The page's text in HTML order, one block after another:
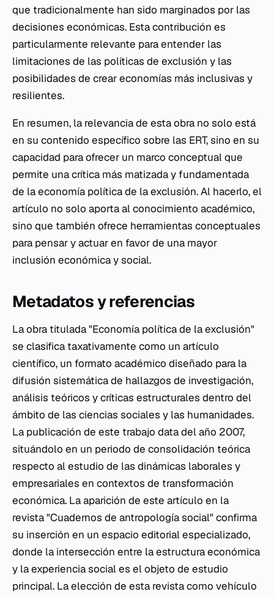
que tradicionalmente han sido marginados por las
decisiones económicas. Esta contribución es
particularmente relevante para entender las
limitaciones de las políticas de exclusión y las
posibilidades de crear economías más inclusivas y
resilientes.
En resumen, la relevancia de esta obra no solo está
en su contenido específico sobre las ERT, sino en su
capacidad para ofrecer un marco conceptual que
permite una crítica más matizada y fundamentada
de la economía política de la exclusión. Al hacerlo, el
artículo no solo aporta al conocimiento académico,
sino que también ofrece herramientas conceptuales
para pensar y actuar en favor de una mayor
inclusión económica y social.
Metadatos y referencias
La obra titulada "Economía política de la exclusión"
se clasifica taxativamente como un artículo
científico, un formato académico diseñado para la
difusión sistemática de hallazgos de investigación,
análisis teóricos y críticas estructurales dentro del
ámbito de las ciencias sociales y las humanidades.
La publicación de este trabajo data del año 2007,
situándolo en un periodo de consolidación teórica
respecto al estudio de las dinámicas laborales y
empresariales en contextos de transformación
económica. La aparición de este artículo en la
revista "Cuadernos de antropología social" confirma
su inserción en un espacio editorial especializado,
donde la intersección entre la estructura económica
y la experiencia social es el objeto de estudio
principal. La elección de esta revista como vehículo